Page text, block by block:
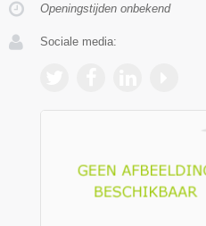
Openingstijden onbekend
Sociale media: